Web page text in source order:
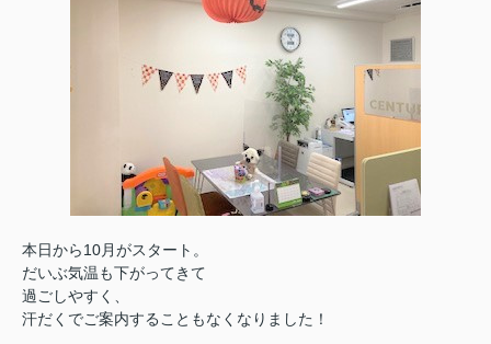
本日から10月がスタート。
だいぶ気温も下がってきて
過ごしやすく、
汗だくでご案内することもなくなりました！